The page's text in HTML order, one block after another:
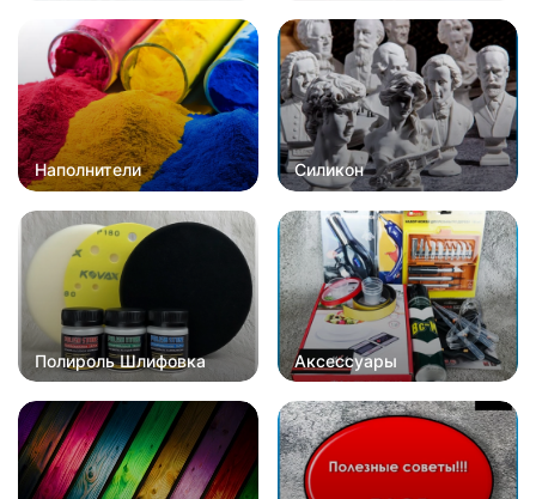
Наполнители Силикон
Полироль Шлифовка Аксессуары